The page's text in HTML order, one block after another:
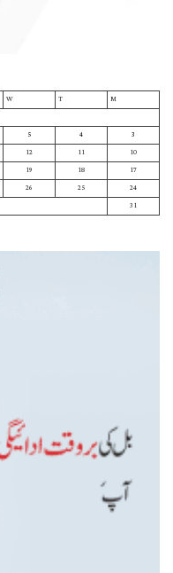
M
T
W
3
4
5
10
11
12
17
18
19
24
25
26
31